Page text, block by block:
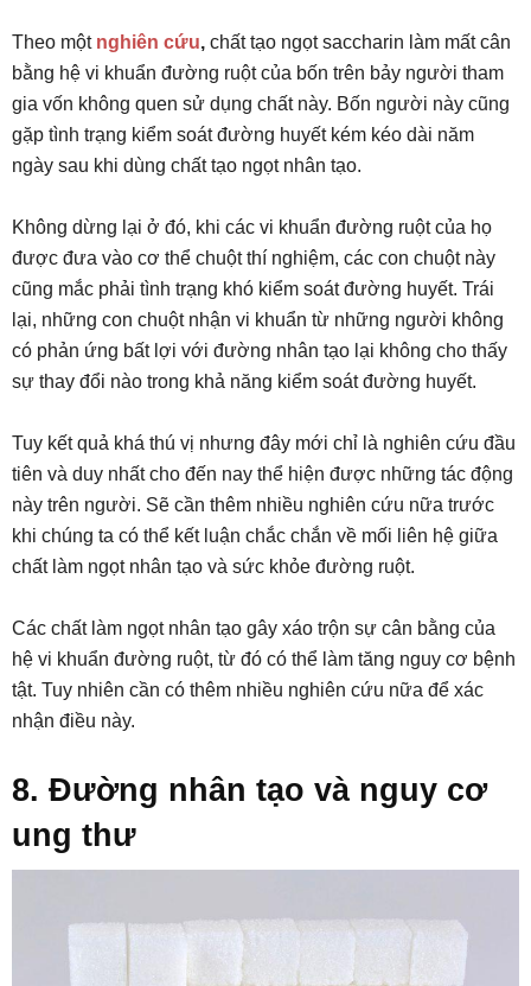
Theo một nghiên cứu, chất tạo ngọt saccharin làm mất cân
bằng hệ vi khuẩn đường ruột của bốn trên bảy người tham
gia vốn không quen sử dụng chất này. Bốn người này cũng
gặp tình trạng kiểm soát đường huyết kém kéo dài năm
ngày sau khi dùng chất tạo ngọt nhân tạo.
Không dừng lại ở đó, khi các vi khuẩn đường ruột của họ
được đưa vào cơ thể chuột thí nghiệm, các con chuột này
cũng mắc phải tình trạng khó kiểm soát đường huyết. Trái
lại, những con chuột nhận vi khuẩn từ những người không
có phản ứng bất lợi với đường nhân tạo lại không cho thấy
sự thay đổi nào trong khả năng kiểm soát đường huyết.
Tuy kết quả khá thú vị nhưng đây mới chỉ là nghiên cứu đầu
tiên và duy nhất cho đến nay thể hiện được những tác động
này trên người. Sẽ cần thêm nhiều nghiên cứu nữa trước
khi chúng ta có thể kết luận chắc chắn về mối liên hệ giữa
chất làm ngọt nhân tạo và sức khỏe đường ruột.
Các chất làm ngọt nhân tạo gây xáo trộn sự cân bằng của
hệ vi khuẩn đường ruột, từ đó có thể làm tăng nguy cơ bệnh
tật. Tuy nhiên cần có thêm nhiều nghiên cứu nữa để xác
nhận điều này.
8. Đường nhân tạo và nguy cơ
ung thư